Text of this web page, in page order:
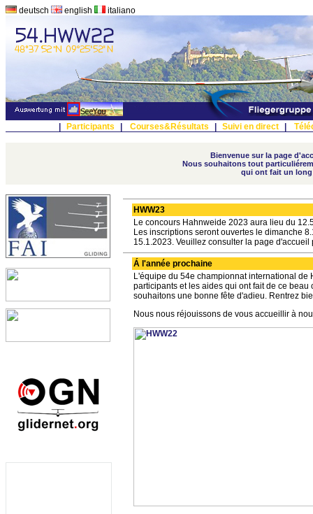
deutsch english italiano
Participants Courses&Résultats Suivi en direct
Bienvenue sur la page
Nous souhaitons tout
qui ont fait un
HWW23
Le concours Hahnweide 2023 aura lieu du
Les inscriptions seront ouvertes le dimanche
15.1.2023. Veuillez consulter la page d'accueil
Á l'année prochaine
L'équipe du 54e championnat international de
participants et les aides qui ont fait de ce beau
souhaitons une bonne fête d'adieu. Rentrez
Nous nous réjouissons de vous accueillir à